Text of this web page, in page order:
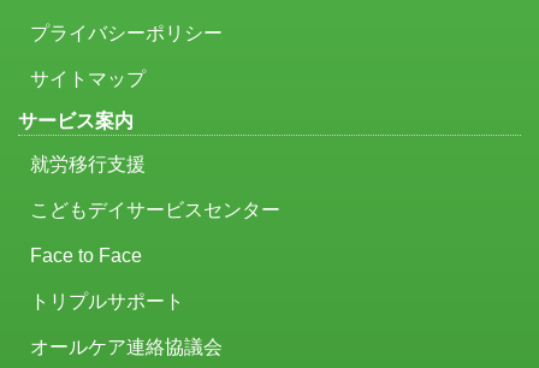
プライバシーポリシー
サイトマップ
サービス案内
就労移行支援
こどもデイサービスセンター
Face to Face
トリプルサポート
オールケア連絡協議会